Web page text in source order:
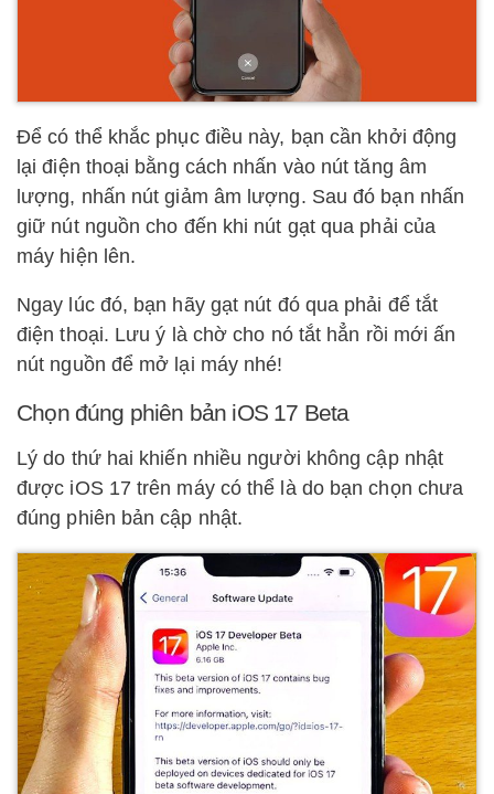
Để có thể khắc phục điều này, bạn cần khởi động
lại điện thoại bằng cách nhấn vào nút tăng âm
lượng, nhấn nút giảm âm lượng. Sau đó bạn nhấn
giữ nút nguồn cho đến khi nút gạt qua phải của
máy hiện lên.
Ngay lúc đó, bạn hãy gạt nút đó qua phải để tắt
điện thoại. Lưu ý là chờ cho nó tắt hẳn rồi mới ấn
nút nguồn để mở lại máy nhé!
Chọn đúng phiên bản iOS 17 Beta
Lý do thứ hai khiến nhiều người không cập nhật
được iOS 17 trên máy có thể là do bạn chọn chưa
đúng phiên bản cập nhật.